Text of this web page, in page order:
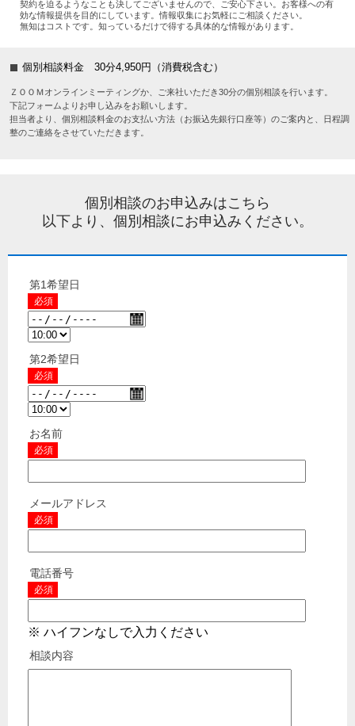
契約を迫るようなことも決してございませんので、ご安心下さい。お客様への有
効な情報提供を目的にしています。情報収集にお気軽にご相談ください。
無知はコストです。知っているだけで得する具体的な情報があります。
個別相談料金 30分4,950円（消費税含む）
ＺＯＯＭオンラインミーティングか、ご来社いただき30分の個別相談を行います。
下記フォームよりお申し込みをお願いします。
担当者より、個別相談料金のお支払い方法（お振込先銀行口座等）のご案内と、日程調
整のご連絡をさせていただきます。
個別相談のお申込みはこちら
以下より、個別相談にお申込みください。
第1希望日
必須
第2希望日
必須
お名前
必須
メールアドレス
必須
電話番号
必須
※ ハイフンなしで入力ください
相談内容